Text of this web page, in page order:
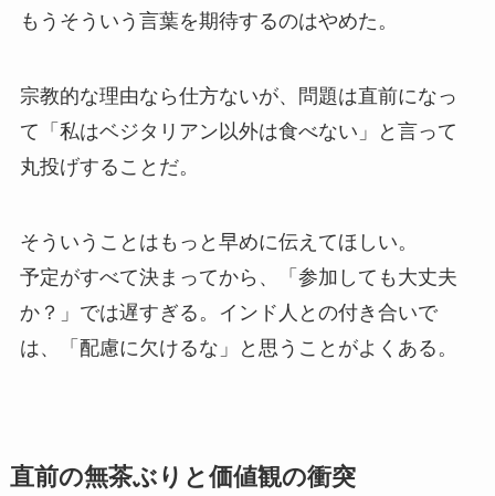
もうそういう言葉を期待するのはやめた。
宗教的な理由なら仕方ないが、問題は直前になっ
て「私はベジタリアン以外は食べない」と言って
丸投げすることだ。
そういうことはもっと早めに伝えてほしい。
予定がすべて決まってから、「参加しても大丈夫
か？」では遅すぎる。インド人との付き合いで
は、「配慮に欠けるな」と思うことがよくある。
直前の無茶ぶりと価値観の衝突